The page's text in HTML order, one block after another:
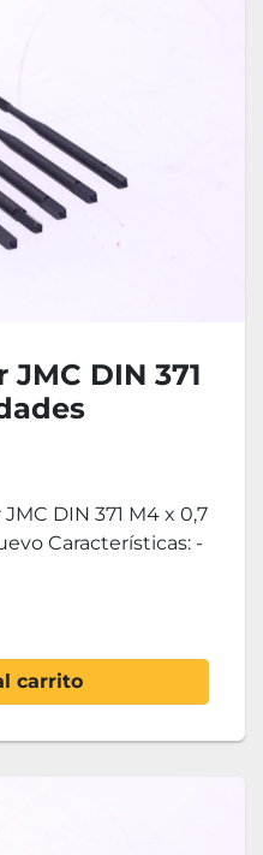
DIN 371
DIN 371 M4 x 0,7
Características: -
carrito